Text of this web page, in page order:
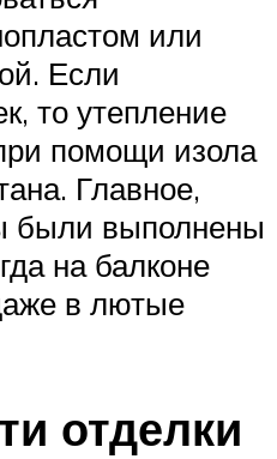
или
Если
то утепление
помощи изола
Главное,
были выполнены
на балконе
в лютые
отделки